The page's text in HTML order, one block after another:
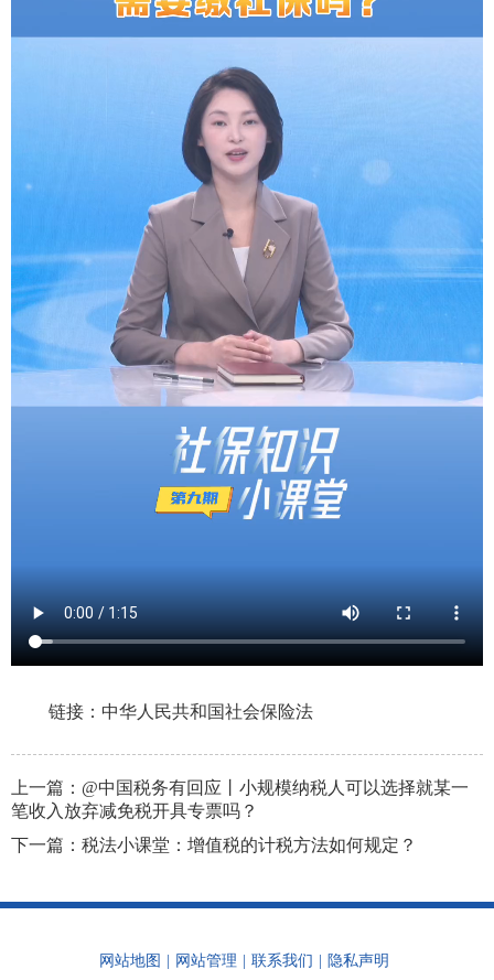
链接： 中华人民共和国社会保险法
上一篇： @中国税务有回应丨小规模纳税人可以选择就某一
笔收入放弃减免税开具专票吗？
下一篇： 税法小课堂：增值税的计税方法如何规定？
网站地图 | 网站管理 | 联系我们 | 隐私声明